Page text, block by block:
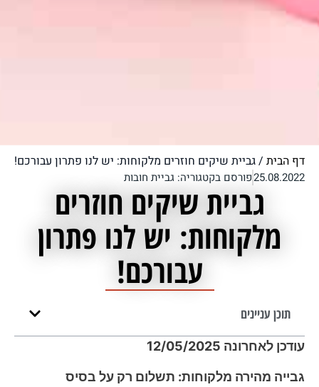
דף הבית /גביית שיקים חוזרים מלקוחות: יש לנו פתרון עבורכם!
25.08.2022פורסם בקטגוריה: גביית חובות
גביית שיקים חוזרים
מלקוחות: יש לנו פתרון
עבורכם!
תוכן עניינים
עודכן לאחרונה 12/05/2025
גבייה מהירה מלקוחות: תשלום רק על בסיס